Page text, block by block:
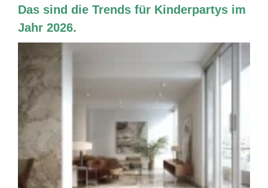
Das sind die Trends für Kinderpartys im
Jahr 2026.